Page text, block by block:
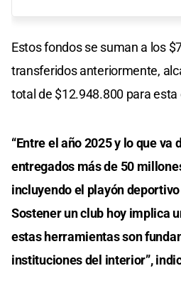
Estos fondos se suman a los
transferidos anteriormente,
total de $12.948.800 para esta
“Entre el año 2025 y lo que va
entregados más de 50
incluyendo el playón
Sostener un club hoy implica
estas herramientas son
instituciones del interior”,